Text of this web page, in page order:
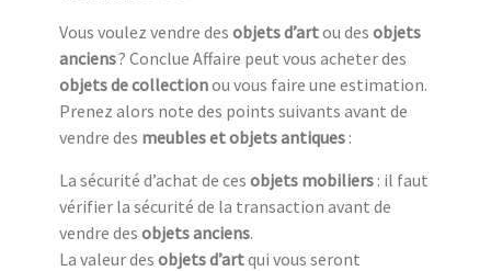
Vous voulez vendre des objets d’artou des objets
anciens? Conclue Affaire peut vous acheter des
objets de collectionou vous faire une estimation.
Prenez alors note des points suivants avant de
vendre des meubles et objets antiques :
La sécurité d’achat de ces objets mobiliers : il faut
vérifier la sécurité de la transaction avant de
vendre des objets anciens.
La valeur des objets d’artqui vous seront